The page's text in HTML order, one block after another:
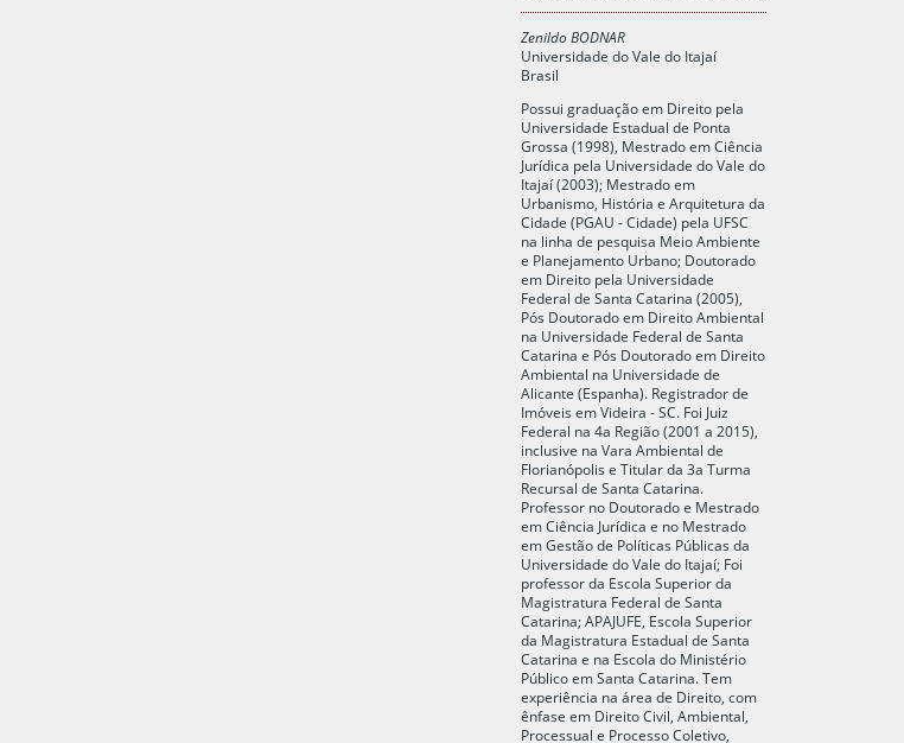
Zenildo BODNAR
Universidade do Vale do Itajaí
Brasil
Possui graduação em Direito pela
Universidade Estadual de Ponta
Grossa (1998), Mestrado em Ciência
Jurídica pela Universidade do Vale do
Itajaí (2003); Mestrado em
Urbanismo, História e Arquitetura da
Cidade (PGAU - Cidade) pela UFSC
na linha de pesquisa Meio Ambiente
e Planejamento Urbano; Doutorado
em Direito pela Universidade
Federal de Santa Catarina (2005),
Pós Doutorado em Direito Ambiental
na Universidade Federal de Santa
Catarina e Pós Doutorado em Direito
Ambiental na Universidade de
Alicante (Espanha). Registrador de
Imóveis em Videira - SC. Foi Juiz
Federal na 4a Região (2001 a 2015),
inclusive na Vara Ambiental de
Florianópolis e Titular da 3a Turma
Recursal de Santa Catarina.
Professor no Doutorado e Mestrado
em Ciência Jurídica e no Mestrado
em Gestão de Políticas Públicas da
Universidade do Vale do Itajaí; Foi
professor da Escola Superior da
Magistratura Federal de Santa
Catarina; APAJUFE, Escola Superior
da Magistratura Estadual de Santa
Catarina e na Escola do Ministério
Público em Santa Catarina. Tem
experiência na área de Direito, com
ênfase em Direito Civil, Ambiental,
Processual e Processo Coletivo,